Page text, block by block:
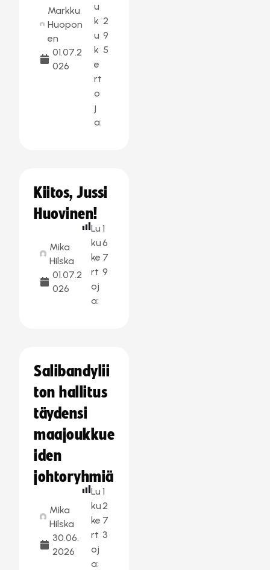
Markku
Huopon
en
01.07.2
026
u
k
u
k
e
rt
o
j
a:
2
9
5
Kiitos, Jussi
Huovinen!
Mika
Hilska
01.07.2
026
Lu
ku
ke
rt
oj
a:
1
6
7
9
Salibandylii
ton hallitus
täydensi
maajoukkue
iden
johtoryhmiä
Mika
Hilska
30.06.
2026
Lu
ku
ke
rt
oj
a:
1
2
7
3